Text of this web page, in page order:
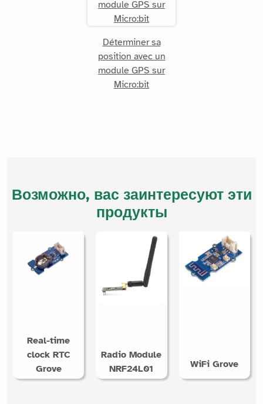
Déterminer sa
position avec un
module GPS sur
Micro:bit
Возможно, вас заинтересуют эти
продукты
Real-time
clock RTC
Grove
Radio Module
NRF24L01
WiFi Grove